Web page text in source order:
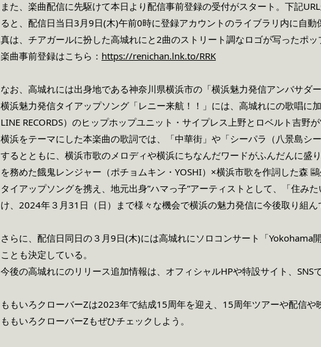
また、楽曲配信に先駆けて本日より配信事前登録の受付がスタート。下記
ると、配信日当日3月9日(木)午前0時に登録アカウントのライブラリ内に自
真は、チアガールに扮した高城れにと2曲のストリート調なロゴが写ったポッ
楽曲事前登録はこちら： https://renichan.lnk.to/RRK
なお、高城れには出身地である神奈川県横浜市の「横浜魅力発信アンバサダ
横浜魅力発信タイアップソング「レニー来航！！」には、高城れにの歌唱に
LINE RECORDS）のヒップホップユニット・サイプレス上野とロベルト吉野
横浜をテーマにした本楽曲の歌詞では、「中華街」や「シーパラ（八景島シ
するとともに、横浜市歌のメロディや横浜にちなんだワードがふんだんに盛
を務めた餓⻤レンジャー（ポチョムキン・YOSHI）×横浜市歌を作詞した森
タイアップソングを携え、地元出身”ハマっ子”アーティストとして、「住み
け、2024年３月31日（日）まで様々な機会で横浜の魅力発信に今後取り組ん
さらに、配信日同日の３月9日(木)には高城れにソロコンサート「Yokohama
ことも決定している。
今後の高城れにのリリース追加情報は、オフィシャルHPや特設サイト、SNS
ももいろクローバーZは2023年で結成15周年を迎え、15周年ツアーや配信
ももいろクローバーZもぜひチェックしよう。